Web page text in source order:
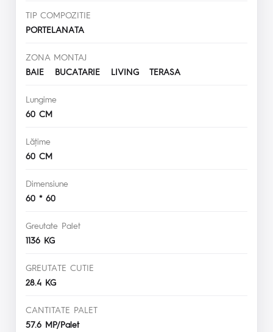
TIP COMPOZITIE
PORTELANATA
ZONA MONTAJ
BAIE BUCATARIE LIVING TERASA
Lungime
60 CM
Lăţime
60 CM
Dimensiune
60 * 60
Greutate Palet
1136 KG
GREUTATE CUTIE
28.4 KG
CANTITATE PALET
57.6 MP/Palet